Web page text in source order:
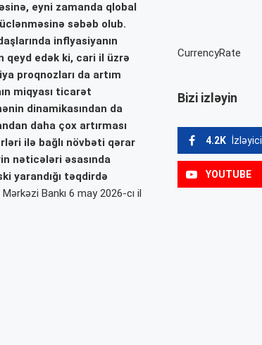
eyni zamanda qlobal
səbəb olub.
inflyasiyanın
qeyd edək ki, cari il üzrə
proqnozları da artım
miqyası ticarət
dinamikasından da
daha çox artırması
ilə bağlı növbəti qərar
nəticələri əsasında
yarandığı təqdirdə
Bankı 6 may 2026-cı il
CurrencyRate
Bizi izləyin
4.2K İzləyici
YOUTUBE